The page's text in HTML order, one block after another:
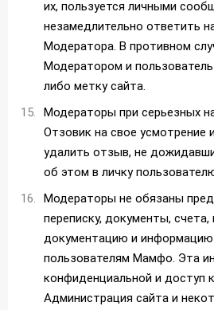
их, пользуется личными
незамедлительно ответить
Модератора. В противном
Модератором и пользователь
либо метку сайта.
Модераторы при серьезных
Отзовик на свое усмотрение
удалить отзыв, не
об этом в личку
Модераторы не обязаны
переписку, документы,
документацию и
пользователям Мамфо. Эта
конфиденциальной и доступ
Администрация сайта и